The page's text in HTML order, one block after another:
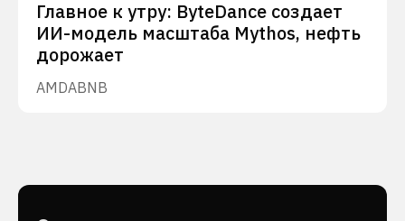
Главное к утру: ByteDance создает
ИИ-модель масштаба Mythos, нефть
дорожает
AMDABNB